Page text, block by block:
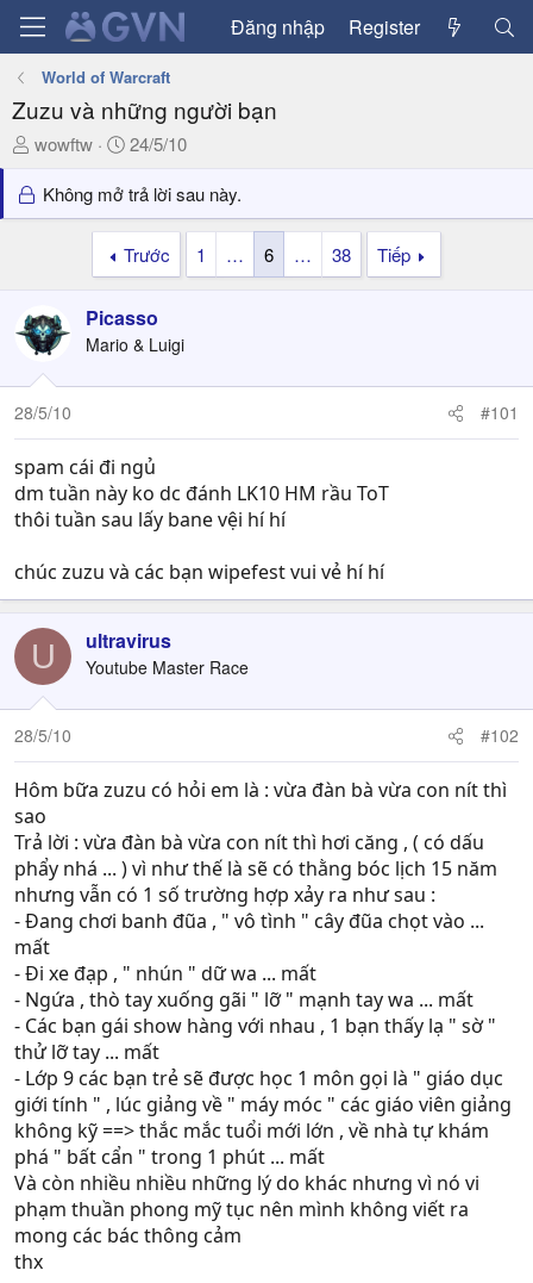
Đăng nhập Register
World of Warcraft
Zuzu và những người bạn
T
r
e
t
a
e
r
wowftw
N
à
y
ử
24/5/10
Không mở trả lời sau này.
Trước 1 … 6 … 38 Tiếp
Picasso
Mario & Luigi
28/5/10 #101
spam cái đi ngủ
dm tuần này ko dc đánh LK10 HM rầu ToT
thôi tuần sau lấy bane vệi hí hí
chúc zuzu và các bạn wipefest vui vẻ hí hí
U ultravirus
Youtube Master Race
28/5/10 #102
Hôm bữa zuzu có hỏi em là : vừa đàn bà vừa con nít thì
sao
Trả lời : vừa đàn bà vừa con nít thì hơi căng , ( có dấu
phẩy nhá ... ) vì như thế là sẽ có thằng bóc lịch 15 năm
nhưng vẫn có 1 số trường hợp xảy ra như sau :
- Đang chơi banh đũa , " vô tình " cây đũa chọt vào ...
mất
- Đi xe đạp , " nhún " dữ wa ... mất
- Ngứa , thò tay xuống gãi " lỡ " mạnh tay wa ... mất
- Các bạn gái show hàng với nhau , 1 bạn thấy lạ " sờ "
thử lỡ tay ... mất
- Lớp 9 các bạn trẻ sẽ được học 1 môn gọi là " giáo dục
giới tính " , lúc giảng về " máy móc " các giáo viên giảng
không kỹ ==> thắc mắc tuổi mới lớn , về nhà tự khám
phá " bất cẩn " trong 1 phút ... mất
Và còn nhiều nhiều những lý do khác nhưng vì nó vi
phạm thuần phong mỹ tục nên mình không viết ra
mong các bác thông cảm
thx